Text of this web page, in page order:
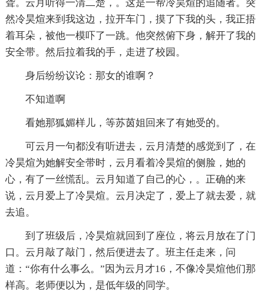
聋。云月听得一清二楚，。这是一帮冷昊煊的追随者。突
然冷昊煊来到我这边，拉开车门，摸了下我的头，我正捂
着耳朵，被他一模吓了一跳。他突然俯下身，解开了我的
安全带。然后拉着我的手，走进了校园。
身后纷纷议论：那女的谁啊？
不知道啊
看她那狐媚样儿，等苏茵姐回来了有她受的。
可云月一句都没有听进去，云月清楚的感觉到了，在
冷昊煊为她解安全带时，云月看着冷昊煊的侧脸，她的
心，有了一丝慌乱。云月知道了自己的心，。正确的来
说，云月爱上了冷昊煊。云月决定了，爱上了就去爱，就
去追。
到了班级后，冷昊煊就回到了座位，将云月放在了门
口。云月敲了敲门，然后便进去了。班主任走来，问
道：“你有什么事么。”因为云月才16，不像冷昊煊他们那
样高。老师便以为，是低年级的同学。